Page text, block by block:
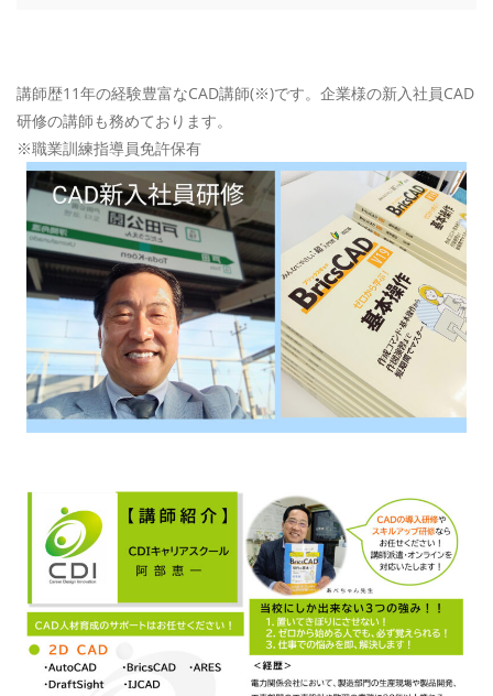
講師歴11年の経験豊富なCAD講師(※)です。企業様の新入社員CAD
研修の講師も務めております。
※職業訓練指導員免許保有